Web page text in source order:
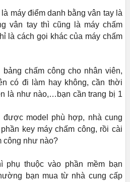
máy điểm danh bằng vân tay là
vân tay thì cũng là máy chấm
là cách gọi khác của máy chấm
chấm công cho nhân viên,
có đi làm hay không, cần thời
là như nào,…bạn cần trang bị 1
model phù hợp, nhà cung
key máy chấm công, rồi cài
công như nào?
phụ thuộc vào phần mềm bạn
bạn mua từ nhà cung cấp